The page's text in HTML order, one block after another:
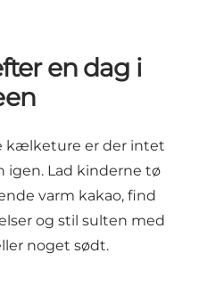
en dag i
kælketure er der intet
igen. Lad kinderne tø
varm kakao, find
og stil sulten med
noget sødt.